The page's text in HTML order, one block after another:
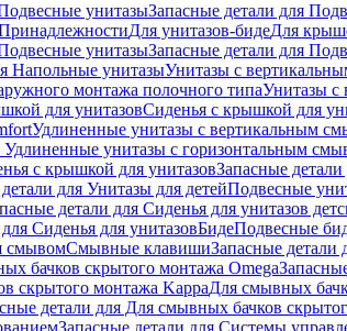
унитазыЗапасные детали для
Для унитазов-бидеДля
унитазыЗапасные детали для
Напольные унитазыУнитазы с
монтажа полочного типаУнитазы с
для унитазовСиденья с крышкой для
Удлиненные унитазы с вертикальным
Удлиненные унитазы с горизонтальным
с крышкой для унитазовЗапасные
для Унитазы для детейПодвесные
детали для Сиденья для унитазов
Сиденья для унитазовБидеПодвесные
смывомСмывные клавишиЗапасные
бачков скрытого монтажа Omega
скрытого монтажа KappaДля смывных
детали для Для смывных бачков
Запасные детали для Системы